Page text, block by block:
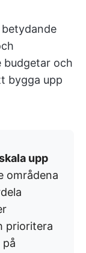
budgetar och
bygga upp
upp
områdena
prioritera